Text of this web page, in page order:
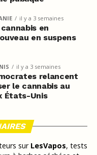
il y a 3 semaines
en
en suspens
il y a 3 semaines
relancent
le cannabis au
États-Unis
sur LesVapos, tests